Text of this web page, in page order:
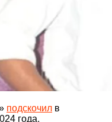
подскочил в
года.